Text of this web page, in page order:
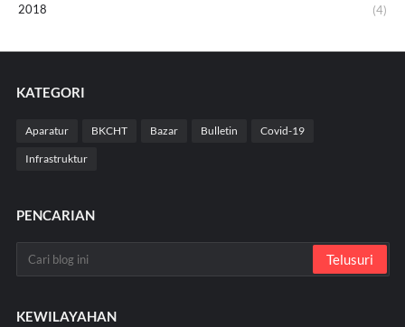
2018
(4)
KATEGORI
Aparatur BKCHT Bazar Bulletin Covid-19
Infrastruktur
PENCARIAN
KEWILAYAHAN